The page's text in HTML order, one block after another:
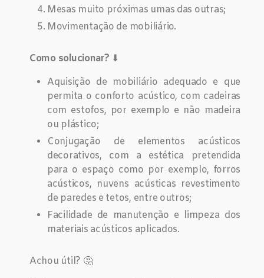
Mesas muito próximas umas das outras;
Movimentação de mobiliário.
Como solucionar? ⬇
Aquisição de mobiliário adequado e que
permita o conforto acústico, com cadeiras
com estofos, por exemplo e não madeira
ou plástico;
Conjugação de elementos acústicos
decorativos, com a estética pretendida
para o espaço como por exemplo, forros
acústicos, nuvens acústicas revestimento
de paredes e tetos, entre outros;
Facilidade de manutenção e limpeza dos
materiais acústicos aplicados.
Achou útil? 🤔